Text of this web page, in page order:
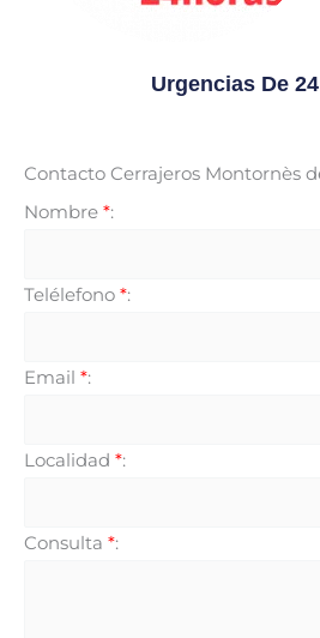
Urgencias De
Contacto Cerrajeros Montornès
Nombre *:
Telélefono *:
Email *:
Localidad *:
Consulta *: